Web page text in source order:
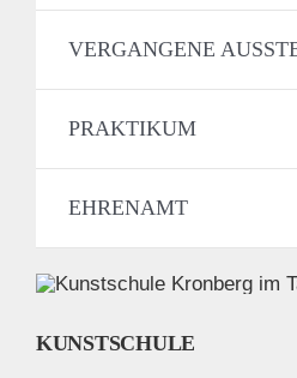
VERGANGENE
PRAKTIKUM
EHRENAMT
KUNSTSCHULE